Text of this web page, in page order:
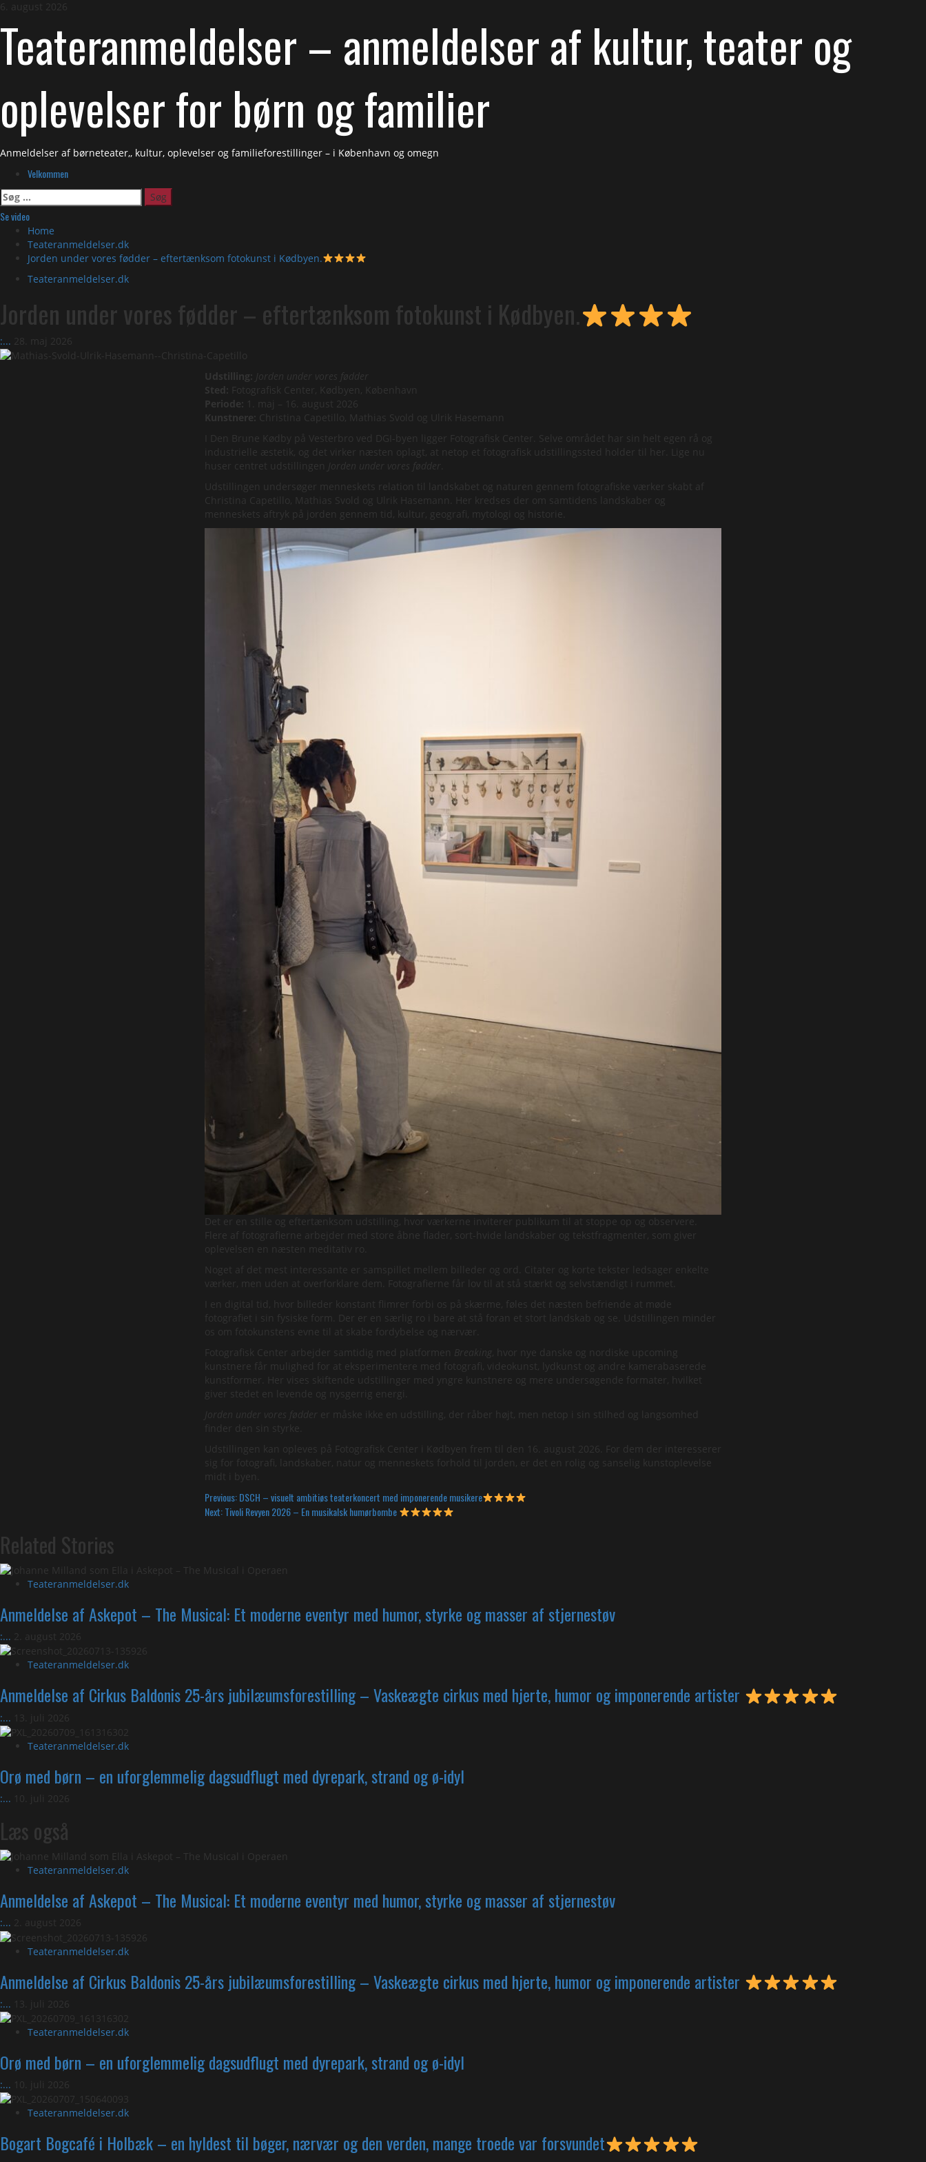
Skip
content
6. august 2026
Teateranmeldelser – anmeldelser af kultur, teater og
oplevelser for børn og familier
Anmeldelser af børneteater,, kultur, oplevelser og familieforestillinger – i København og omegn
Primary
Menu
Velkommen
Søg
efter:
Se video
Home
Teateranmeldelser.dk
Jorden under vores fødder – eftertænksom fotokunst i Kødbyen.
Teateranmeldelser.dk
Jorden under vores fødder – eftertænksom fotokunst i Kødbyen.
:... 28. maj 2026
Udstilling: Jorden under vores fødder
Sted: Fotografisk Center, Kødbyen, København
Periode: 1. maj – 16. august 2026
Kunstnere: Christina Capetillo, Mathias Svold og Ulrik Hasemann
I Den Brune Kødby på Vesterbro ved DGI-byen ligger Fotografisk Center. Selve området har sin helt egen rå og
industrielle æstetik, og det virker næsten oplagt, at netop et fotografisk udstillingssted holder til her. Lige nu
huser centret udstillingen Jorden under vores fødder
Udstillingen undersøger menneskets relation til landskabet og naturen gennem fotografiske værker skabt af
Christina Capetillo, Mathias Svold og Ulrik Hasemann. Her kredses der om samtidens landskaber og
menneskets aftryk på jorden gennem tid, kultur, geografi, mytologi og historie.
Det er en stille og eftertænksom udstilling, hvor værkerne inviterer publikum til at stoppe op og observere.
Flere af fotografierne arbejder med store åbne flader, sort-hvide landskaber og tekstfragmenter, som giver
oplevelsen en næsten meditativ ro.
Noget af det mest interessante er samspillet mellem billeder og ord. Citater og korte tekster ledsager enkelte
værker, men uden at overforklare dem. Fotografierne får lov til at stå stærkt og selvstændigt i rummet.
I en digital tid, hvor billeder konstant flimrer forbi os på skærme, føles det næsten befriende at møde
fotografiet i sin fysiske form. Der er en særlig ro i bare at stå foran et stort landskab og se. Udstillingen minder
os om fotokunstens evne til at skabe fordybelse og nærvær.
Fotografisk Center arbejder samtidig med platformen Breaking , hvor nye danske og nordiske upcoming
kunstnere får mulighed for at eksperimentere med fotografi, videokunst, lydkunst og andre kamerabaserede
kunstformer. Her vises skiftende udstillinger med yngre kunstnere og mere undersøgende formater, hvilket
giver stedet en levende og nysgerrig energi.
Jorden under vores fødder er måske ikke en udstilling, der råber højt, men netop i sin stilhed og langsomhed
finder den sin styrke.
Udstillingen kan opleves på Fotografisk Center i Kødbyen frem til den 16. august 2026. For dem der interesserer
sig for fotografi, landskaber, natur og menneskets forhold til jorden, er det en rolig og sanselig kunstoplevelse
midt i byen.
Continue
Reading
Previous:DSCH – visuelt ambitiøs teaterkoncert med imponerende musikere
Next:Tivoli Revyen 2026 – En musikalsk humørbombe
Related Stories
Teateranmeldelser.dk
Anmeldelse af Askepot – The Musical: Et moderne eventyr med humor, styrke og masser af stjernestøv
:... 2. august 2026
Teateranmeldelser.dk
Anmeldelse af Cirkus Baldonis 25-års jubilæumsforestilling – Vaskeægte cirkus med hjerte, humor og imponerende artister
:... 13. juli 2026
Teateranmeldelser.dk
Orø med børn – en uforglemmelig dagsudflugt med dyrepark, strand og ø-idyl
:... 10. juli 2026
Læs også
Teateranmeldelser.dk
Anmeldelse af Askepot – The Musical: Et moderne eventyr med humor, styrke og masser af stjernestøv
:... 2. august 2026
Teateranmeldelser.dk
Anmeldelse af Cirkus Baldonis 25-års jubilæumsforestilling – Vaskeægte cirkus med hjerte, humor og imponerende artister
:... 13. juli 2026
Teateranmeldelser.dk
Orø med børn – en uforglemmelig dagsudflugt med dyrepark, strand og ø-idyl
:... 10. juli 2026
Teateranmeldelser.dk
Bogart Bogcafé i Holbæk – en hyldest til bøger, nærvær og den verden, mange troede var forsvundet